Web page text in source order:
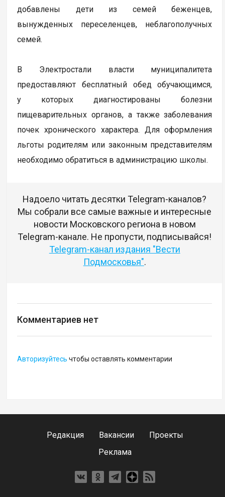
добавлены дети из семей беженцев,
вынужденных переселенцев, неблагополучных
семей.
В Электростали власти муниципалитета
предоставляют бесплатный обед обучающимся,
у которых диагностированы болезни
пищеварительных органов, а также заболевания
почек хронического характера. Для оформления
льготы родителям или законным представителям
необходимо обратиться в администрацию школы.
Надоело читать десятки Telegram-каналов?
Мы собрали все самые важные и интересные
новости Московского региона в новом
Telegram-канале. Не пропусти, подписывайся!
Telegram-канал издания "Вести
Подмосковья".
Комментариев нет
Авторизуйтесь чтобы оставлять комментарии
Редакция Вакансии
Проекты
Реклама